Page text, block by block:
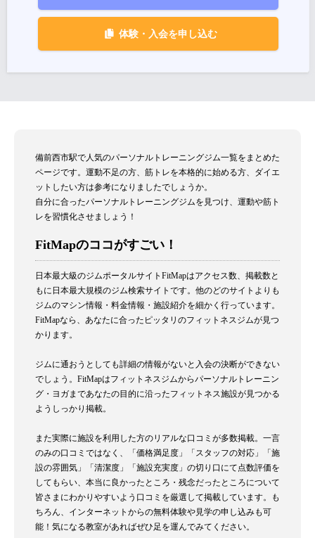
体験・入会を申し込む
備前西市駅で人気のパーソナルトレーニングジム一覧をまとめた
ページです。運動不足の方、筋トレを本格的に始める方、ダイエ
ットしたい方は参考になりましたでしょうか。
自分に合ったパーソナルトレーニングジムを見つけ、運動や筋ト
レを習慣化させましょう！
FitMapのココがすごい！
日本最大級のジムポータルサイトFitMapはアクセス数、掲載数と
もに日本最大規模のジム検索サイトです。他のどのサイトよりも
ジムのマシン情報・料金情報・施設紹介を細かく行っています。
FitMapなら、あなたに合ったピッタリのフィットネスジムが見つ
かります。
ジムに通おうとしても詳細の情報がないと入会の決断ができない
でしょう。FitMapはフィットネスジムからパーソナルトレーニン
グ・ヨガまであなたの目的に沿ったフィットネス施設が見つかる
ようしっかり掲載。
また実際に施設を利用した方のリアルな口コミが多数掲載。一言
のみの口コミではなく、「価格満足度」「スタッフの対応」「施
設の雰囲気」「清潔度」「施設充実度」の切り口にて点数評価を
してもらい、本当に良かったところ・残念だったところについて
皆さまにわかりやすいよう口コミを厳選して掲載しています。も
ちろん、インターネットからの無料体験や見学の申し込みも可
能！気になる教室があればぜひ足を運んでみてください。